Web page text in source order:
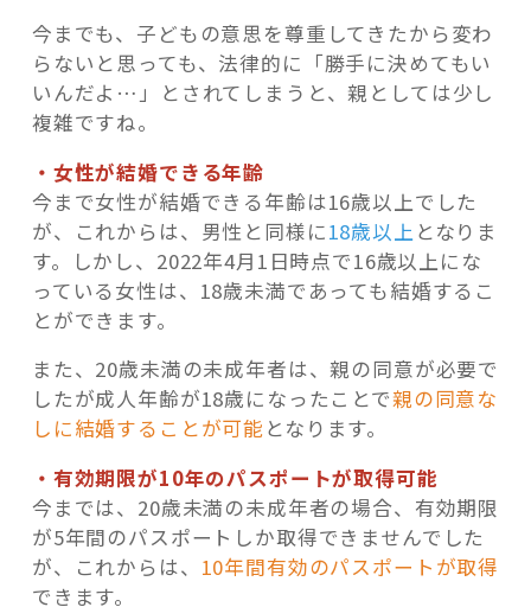
今までも、子どもの意思を尊重してきたから変わ
らないと思っても、法律的に「勝手に決めてもい
いんだよ…」とされてしまうと、親としては少し
複雑ですね。
・女性が結婚できる年齢
今まで女性が結婚できる年齢は16歳以上でした
が、これからは、男性と同様に18歳以上 となりま
す。しかし、2022年4月1日時点で16歳以上にな
っている女性は、18歳未満であっても結婚するこ
とができます。
また、20歳未満の未成年者は、親の同意が必要で
したが成人年齢が18歳になったことで親の同意な
しに結婚することが可能となります。
・有効期限が10年のパスポートが取得可能
今までは、20歳未満の未成年者の場合、有効期限
が5年間のパスポートしか取得できませんでした
が、これからは、 10年間有効のパスポートが取得
できます。